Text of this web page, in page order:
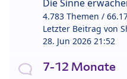
Die Sinne
4.783 Themen /
Letzter Beitrag von
28. Jun 2026 21:52
7-12 Monate